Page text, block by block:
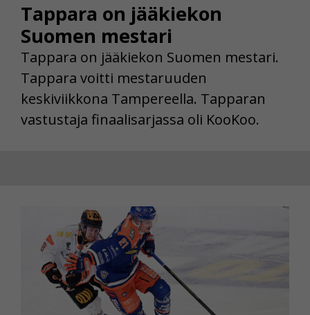
Tappara on jääkiekon
Suomen mestari
Tappara on jääkiekon Suomen mestari.
Tappara voitti mestaruuden
keskiviikkona Tampereella. Tapparan
vastustaja finaalisarjassa oli KooKoo.